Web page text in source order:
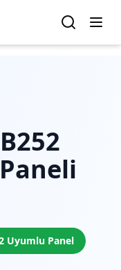
Uyumlu Panel